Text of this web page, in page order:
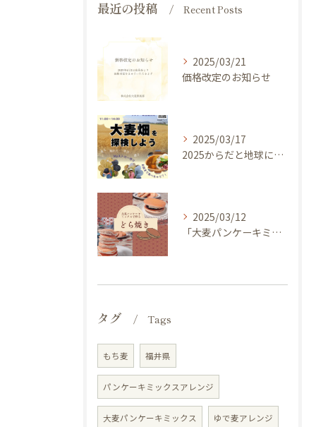
最近の投稿 Recent Posts
2025/03/21
価格改定のお知らせ
2025/03/17
2025からだと地球にやさしい大麦de体験しよう ～ 今年のキャッチフレーズは 『大麦畑を探検しよう！』イベントのご案内
2025/03/12
「大麦パンケーキミックス」を使ってどら焼き作ってみませんか？
タグ Tags
もち麦 福井県
パンケーキミックスアレンジ
大麦パンケーキミックス ゆで麦アレンジ